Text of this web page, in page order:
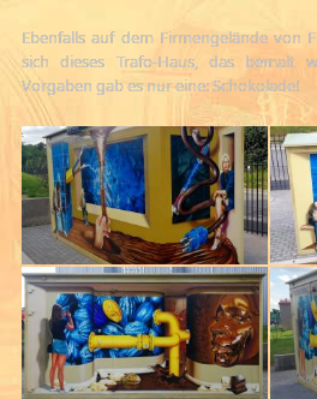
Ebenfalls auf dem Firmengelände von
sich dieses Trafo-Haus, das bemalt
Vorgaben gab es nur eine: Schokolade!